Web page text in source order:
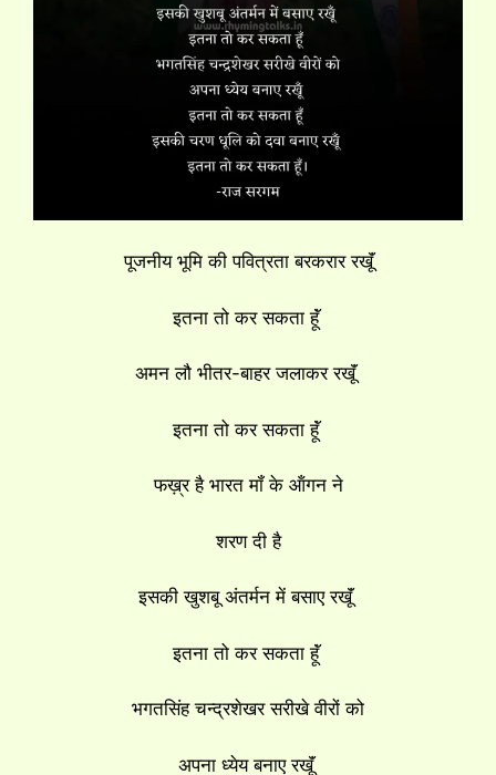
पूजनीय भूमि की पवित्रता बरकरार रखूॅं
इतना तो कर सकता हूॅं
अमन लौ भीतर-बाहर जलाकर रखूॅं
इतना तो कर सकता हूॅं
फख़्र है भारत मॉं के ऑंगन ने
शरण दी है
इसकी खुशबू अंतर्मन में बसाए रखूॅं
इतना तो कर सकता हूॅं
भगतसिंह चन्द्रशेखर सरीखे वीरों को
अपना ध्येय बनाए रखूॅं